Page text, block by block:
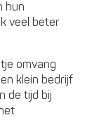
hun
veel beter
omvang
klein bedrijf
de tijd bij